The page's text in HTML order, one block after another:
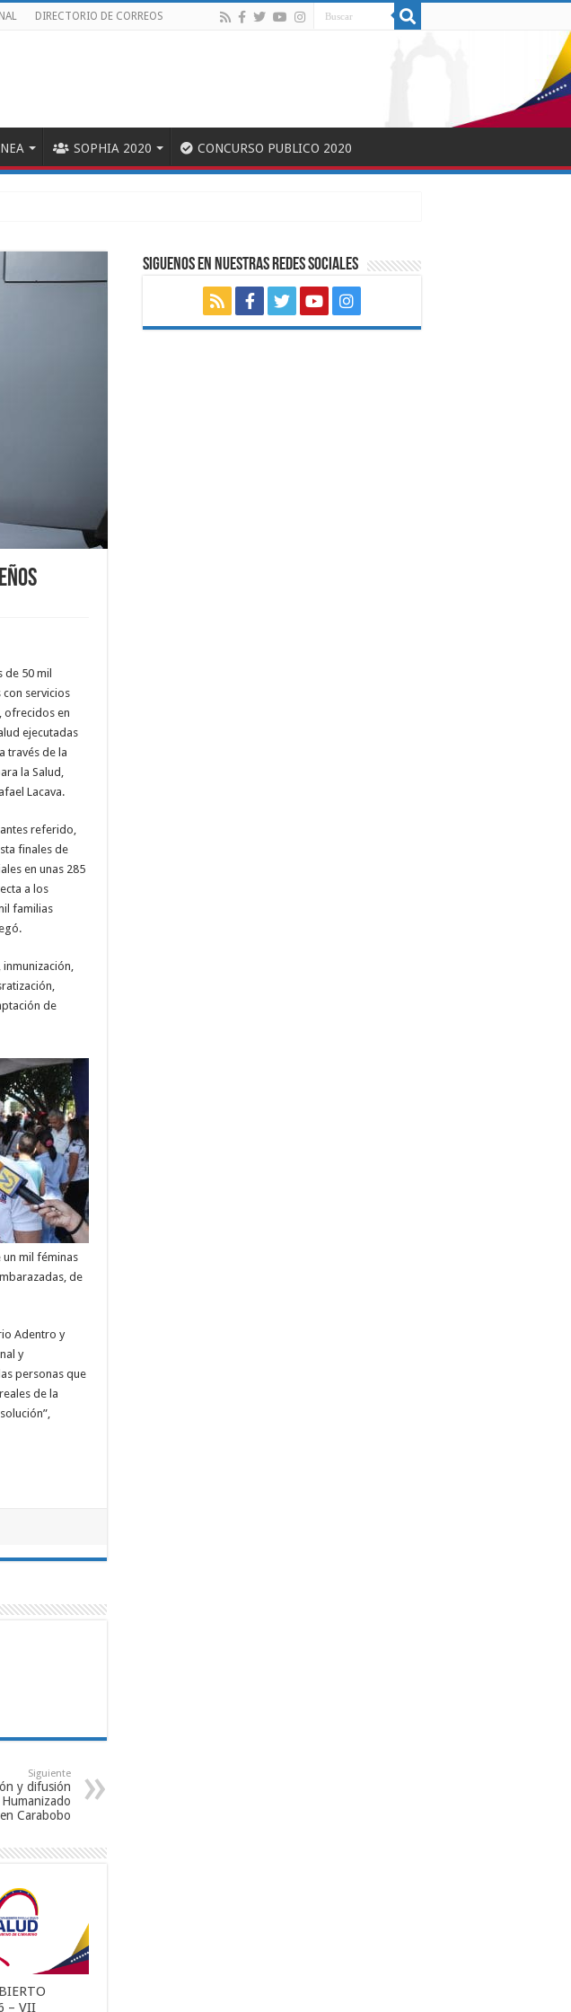
DIRECTORIO DE CORREOS
SOPHIA 2020 CONCURSO PUBLICO 2020
de 50 mil
servicios
ofrecidos en
ejecutadas
través de la
la Salud,
Lacava.
referido,
finales de
en unas 285
a los
familias
de
mil féminas
de
Adentro y
y
personas que
de la
Siguiente
y difusión
en Carabobo
– VII
SIGUENOS EN NUESTRAS REDES SOCIALES